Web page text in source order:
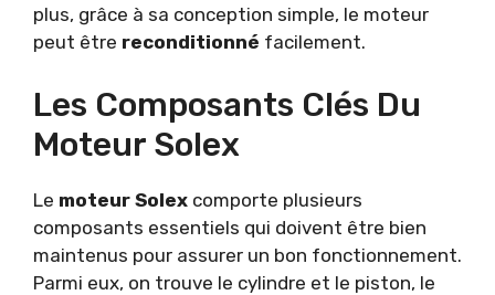
plus, grâce à sa conception simple, le moteur
peut être reconditionné facilement.
Les Composants Clés Du
Moteur Solex
Le moteur Solex comporte plusieurs
composants essentiels qui doivent être bien
maintenus pour assurer un bon fonctionnement.
Parmi eux, on trouve le cylindre et le piston, le